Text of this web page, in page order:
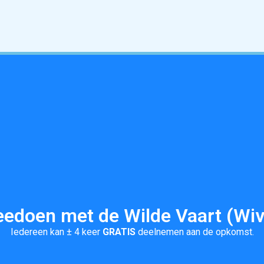
met de Wilde Vaart
Iedereen kan ± 4 keer GRATIS deelnemen aan de opkomst.